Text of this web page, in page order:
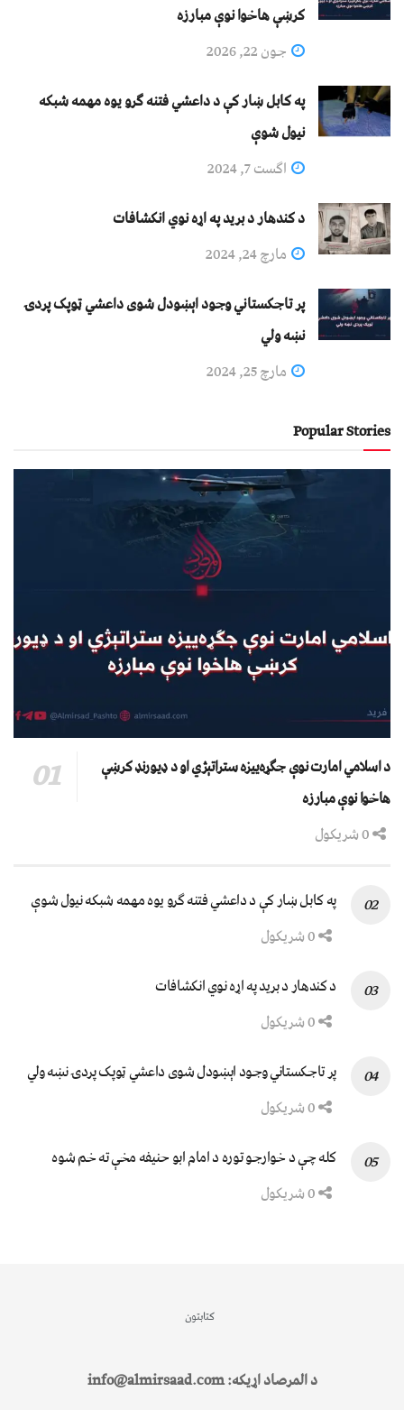
کرښې هاخوا نوې مبارزه
جون 22, 2026
په کابل ښار کې د داعشي فتنه ګرو يوه مهمه شبکه
نيول شوې
اگست 7, 2024
د کندهار د برید په اړه نوي انکشافات
مارچ 24, 2024
پر تاجکستاني وجود اېښودل شوی داعشي ټوپک پردۍ
نښه ولي
مارچ 25, 2024
Popular Stories
د اسلامي امارت نوې جګړه‌ییزه ستراتېژي او د ډیورنډ کرښې
هاخوا نوې مبارزه
په کابل ښار کې د داعشي فتنه ګرو يوه مهمه شبکه نيول شوې
د کندهار د برید په اړه نوي انکشافات
پر تاجکستاني وجود اېښودل شوی داعشي ټوپک پردۍ نښه ولي
کله چې د خوارجو توره د امام ابو حنیفه مخې ته خم شوه
کتابتون
د المرصاد اړیکه: info@almirsaad.com